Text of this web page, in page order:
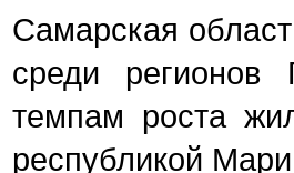
Самарская
среди
темпам роста
республикой